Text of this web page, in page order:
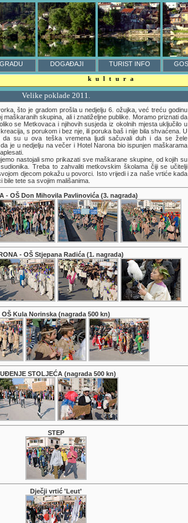
DOGAĐAJI TURIST INFO
kultura
Velike poklade 2011.
što je gradom prošla u nedjelju 6. ožujka, već treću godinu
maškaranih skupina, ali i znatiželjne publike. Moramo priznati da
se Metkovaca i njihovih susjeda iz okolnih mjesta uključilo u
s porukom i bez nje, ili poruka baš i nije bila shvaćena. U
da su u ova teška vremena ljudi sačuvali duh i da se žele
je u nedjelju na večer i Hotel Narona bio ispunjen maškarama
nastojali smo prikazati sve maškarane skupine, od kojih su
Treba to zahvaliti metkovskim školama čiji se učitelji
djecom pokažu u povorci. Isto vrijedi i za naše vrtiće kada
bile tete sa svojim mališanima.
- OŠ Don Mihovila Pavlinovića (3. nagrada)
- OŠ Stjepana Radića (1. nagrada)
OŠ Kula Norinska (nagrada 500 kn)
STOLJEĆA (nagrada 500 kn)
STEP
Dječji vrtić 'Leut'